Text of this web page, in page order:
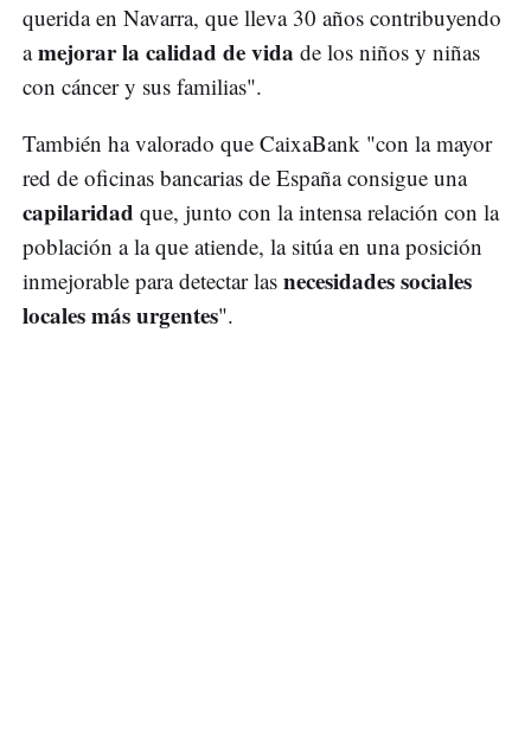
querida en Navarra, que lleva 30 años contribuyendo
amejorar la calidad de vida de los niños y niñas
con cáncer y sus familias".
También ha valorado que CaixaBank "con la mayor
red de oficinas bancarias de España consigue una
capilaridad que, junto con la intensa relación con la
población a la que atiende, la sitúa en una posición
inmejorable para detectar las necesidades sociales
locales más urgentes".